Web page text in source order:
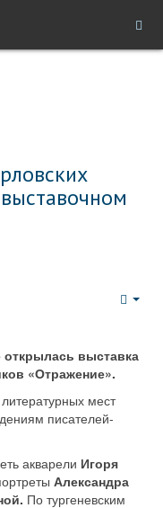
выставка
«Отражение».
мест
писателей-
акварели Игоря
Александра
По тургеневским